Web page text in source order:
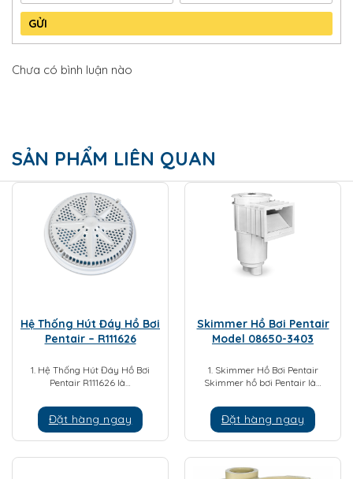
GỬI
Chưa có bình luận nào
SẢN PHẨM LIÊN QUAN
Hệ Thống Hút Đáy Hồ Bơi
Pentair – R111626
1. Hệ Thống Hút Đáy Hồ Bơi
Pentair R111626 là…
Đặt hàng ngay
Skimmer Hồ Bơi Pentair
Model 08650-3403
1. Skimmer Hồ Bơi Pentair
Skimmer hồ bơi Pentair là…
Đặt hàng ngay